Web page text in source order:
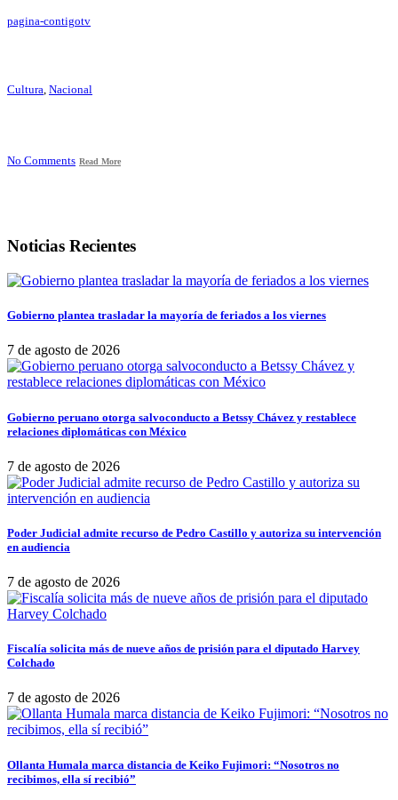
pagina-contigotv
Cultura, Nacional
No Comments Read More
Noticias Recientes
Gobierno plantea trasladar la mayoría de feriados a los viernes
7 de agosto de 2026
Gobierno peruano otorga salvoconducto a Betssy Chávez y restablece
relaciones diplomáticas con México
7 de agosto de 2026
Poder Judicial admite recurso de Pedro Castillo y autoriza su intervención
en audiencia
7 de agosto de 2026
Fiscalía solicita más de nueve años de prisión para el diputado Harvey
Colchado
7 de agosto de 2026
Ollanta Humala marca distancia de Keiko Fujimori: “Nosotros no
recibimos, ella sí recibió”